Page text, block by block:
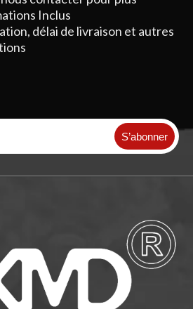
Inclus
délai de livraison et autres
S’abonner